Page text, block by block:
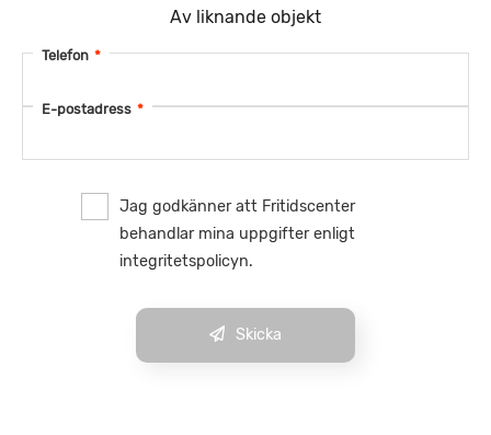
Av liknande objekt
Telefon *
E-postadress *
Jag godkänner att Fritidscenter
behandlar mina uppgifter enligt
integritetspolicyn.
Skicka